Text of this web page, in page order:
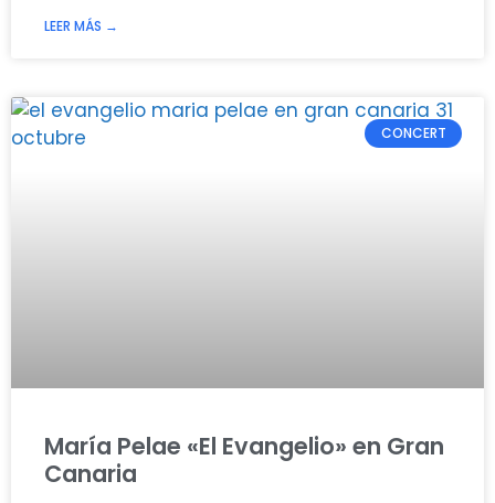
LEER MÁS →
CONCERT
María Pelae «El Evangelio» en Gran
Canaria